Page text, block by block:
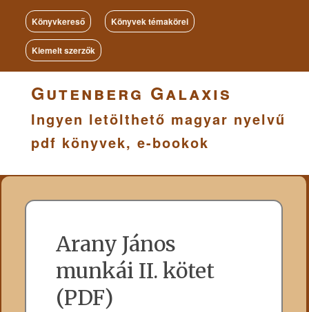
Könyvkereső Könyvek témakörei
Kiemelt szerzők
Gutenberg Galaxis
Ingyen letölthető magyar nyelvű
pdf könyvek, e-bookok
Arany János
munkái II. kötet
(PDF)